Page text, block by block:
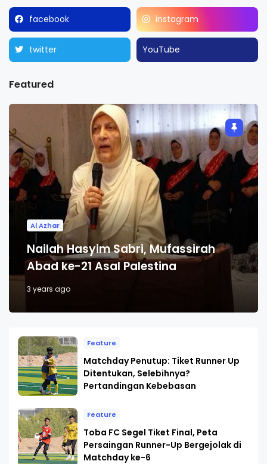
facebook instagram
twitter YouTube
Featured
Al Azhar
Nailah Hasyim Sabri, Mufassirah
Abad ke-21 Asal Palestina
3 years ago
Feature
Matchday Penutup: Tiket Runner Up
Ditentukan, Selebihnya?
Pertandingan Kebebasan
Feature
Toba FC Segel Tiket Final, Peta
Persaingan Runner-Up Bergejolak di
Matchday ke-6